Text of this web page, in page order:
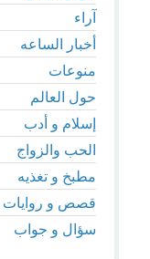
آراء
أخبار الساعه
منوعات
حول العالم
إسلام و أدب
الحب والزواج
مطبخ و تغذيه
قصص و روايات
سؤال و جواب